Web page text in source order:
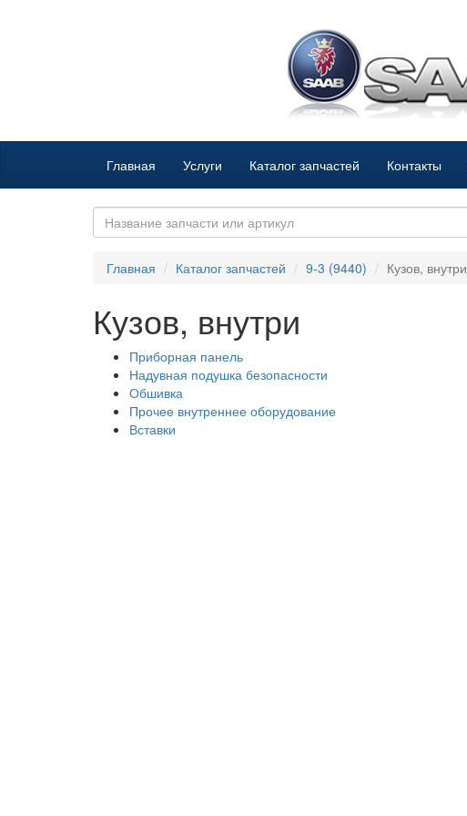
Главная Услуги Каталог запчастей Контакты
Главная Каталог запчастей 9-3 (9440) Кузов, внутри
Кузов, внутри
Приборная панель
Надувная подушка безопасности
Обшивка
Прочее внутреннее оборудование
Вставки